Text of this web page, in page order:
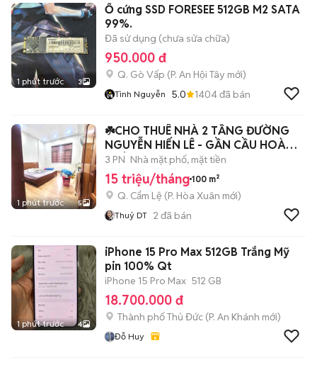
1 phút trước 3
Ổ cứng SSD FORESEE 512GB M2 SATA
99%.
Đã sử dụng (chưa sửa chữa)
950.000 đ
Q. Gò Vấp (P. An Hội Tây mới)
Tình Nguyễn 5.0 1404đã bán
1 phút trước 5
☘️CHO THUÊ NHÀ 2 TẦNG ĐƯỜNG
NGUYỄN HIẾN LÊ - GẦN CẦU HOÀ
XUÂN
3 PN Nhà mặt phố, mặt tiền
15 triệu/tháng 100 m²
Q. Cẩm Lệ (P. Hòa Xuân mới)
Thuỷ DT 2 đã bán
1 phút trước 4
iPhone 15 Pro Max 512GB Trắng Mỹ
pin 100% Qt
iPhone 15 Pro Max 512 GB
18.700.000 đ
Thành phố Thủ Đức (P. An Khánh mới)
Đỗ Huy